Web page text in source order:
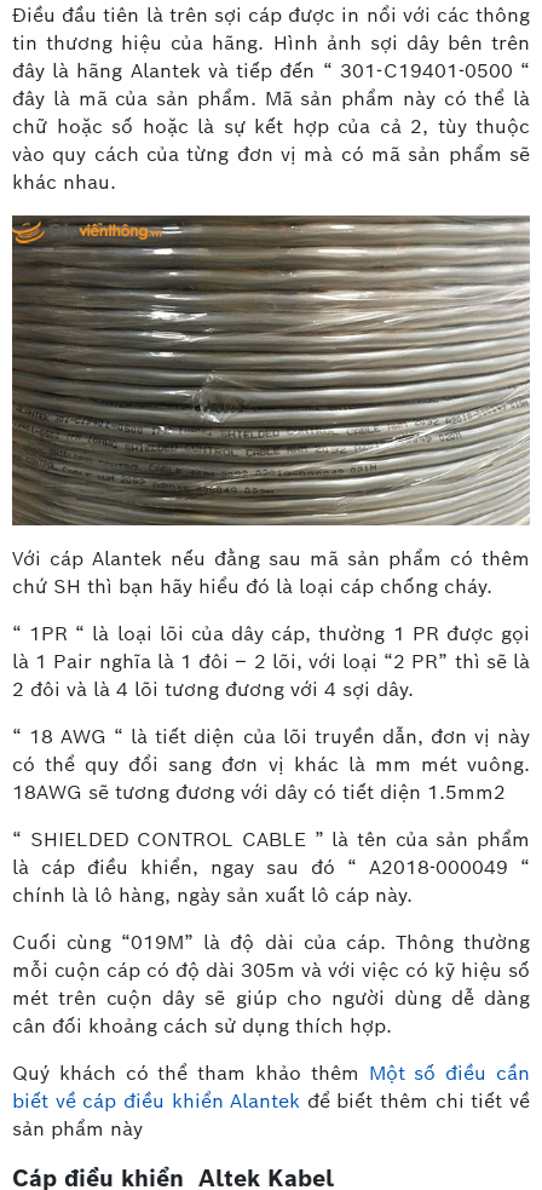
Điều đầu tiên là trên sợi cáp được in nổi với các thông
tin thương hiệu của hãng. Hình ảnh sợi dây bên trên
đây là hãng Alantek và tiếp đến “ 301-C19401-0500 “
đây là mã của sản phẩm. Mã sản phẩm này có thể là
chữ hoặc số hoặc là sự kết hợp của cả 2, tùy thuộc
vào quy cách của từng đơn vị mà có mã sản phẩm sẽ
khác nhau.
Với cáp Alantek nếu đằng sau mã sản phẩm có thêm
chứ SH thì bạn hãy hiểu đó là loại cáp chống cháy.
“ 1PR “ là loại lõi của dây cáp, thường 1 PR được gọi
là 1 Pair nghĩa là 1 đôi – 2 lõi, với loại “2 PR” thì sẽ là
2 đôi và là 4 lõi tương đương với 4 sợi dây.
“ 18 AWG “ là tiết diện của lõi truyền dẫn, đơn vị này
có thể quy đổi sang đơn vị khác là mm mét vuông.
18AWG sẽ tương đương với dây có tiết diện 1.5mm2
“ SHIELDED CONTROL CABLE ” là tên của sản phẩm
là cáp điều khiển, ngay sau đó “ A2018-000049 “
chính là lô hàng, ngày sản xuất lô cáp này.
Cuối cùng “019M” là độ dài của cáp. Thông thường
mỗi cuộn cáp có độ dài 305m và với việc có kỹ hiệu số
mét trên cuộn dây sẽ giúp cho người dùng dễ dàng
cân đối khoảng cách sử dụng thích hợp.
Quý khách có thể tham khảo thêm Một số điều cần
biết về cáp điều khiển Alantek để biết thêm chi tiết về
sản phẩm này
Cáp điều khiển Altek Kabel